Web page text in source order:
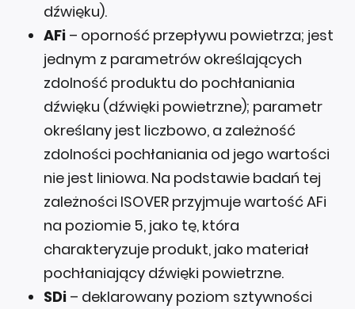
dźwięku).
AFi – oporność przepływu powietrza; jest
jednym z parametrów określających
zdolność produktu do pochłaniania
dźwięku (dźwięki powietrzne); parametr
określany jest liczbowo, a zależność
zdolności pochłaniania od jego wartości
nie jest liniowa. Na podstawie badań tej
zależności ISOVER przyjmuje wartość AFi
na poziomie 5, jako tę, która
charakteryzuje produkt, jako materiał
pochłaniający dźwięki powietrzne.
SDi – deklarowany poziom sztywności